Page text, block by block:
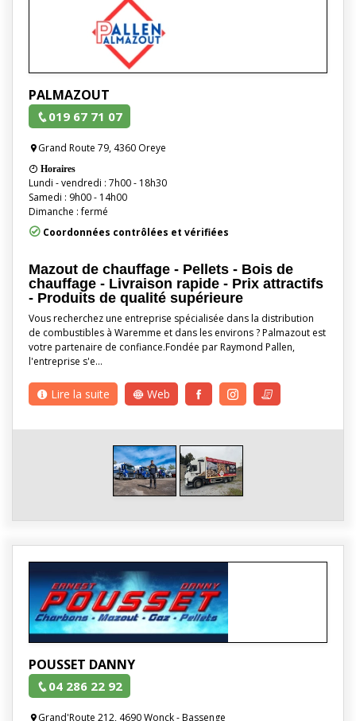
PALMAZOUT
019 67 71 07
Grand Route 79, 4360 Oreye
Horaires
Lundi - vendredi : 7h00 - 18h30
Samedi : 9h00 - 14h00
Dimanche : fermé
Coordonnées contrôlées et vérifiées
Mazout de chauffage - Pellets - Bois de
chauffage - Livraison rapide - Prix attractifs
- Produits de qualité supérieure
Vous recherchez une entreprise spécialisée dans la distribution
de combustibles à Waremme et dans les environs ? Palmazout est
votre partenaire de confiance.Fondée par Raymond Pallen,
l'entreprise s'e…
Lire la suite Web
POUSSET DANNY
04 286 22 92
Grand'Route 212, 4690 Wonck - Bassenge